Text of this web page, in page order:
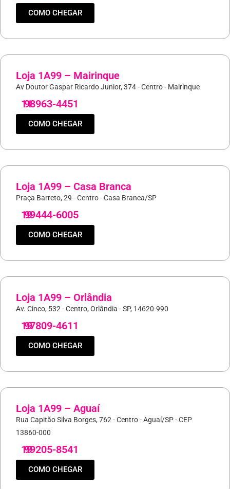
COMO CHEGAR
Loja 1A99 – Mairinque
Av Doutor Gaspar Ricardo Junior, 374 - Centro - Mairinque
11
98963-4451
COMO CHEGAR
Loja 1A99 – Casa Branca
Praça Barreto, 29 - Centro - Casa Branca/SP
19
99444-6005
COMO CHEGAR
Loja 1A99 – Orlândia
Av. Cinco, 532 - Centro, Orlândia - SP, 14620-990
19
97809-4611
COMO CHEGAR
Loja 1A99 – Aguaí
Rua Capitão Silva Borges, 762 - Centro - Aguaí/SP - CEP
13860-000
19
99205-8541
COMO CHEGAR